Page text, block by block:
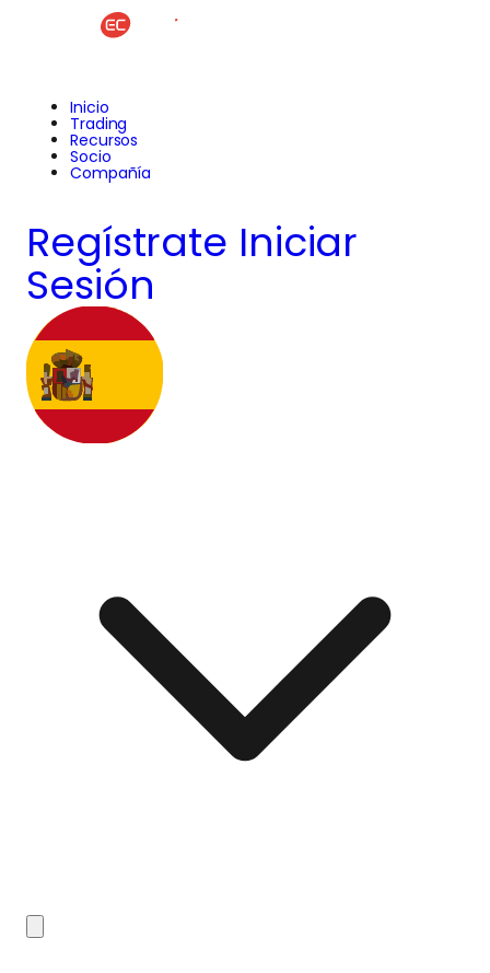
Inicio
Trading
Recursos
Socio
Compañía
Regístrate Iniciar
Sesión